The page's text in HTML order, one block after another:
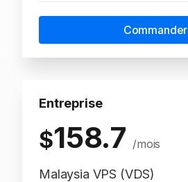
Commander
Entreprise
$158.7 /mois
Malaysia VPS (VDS)